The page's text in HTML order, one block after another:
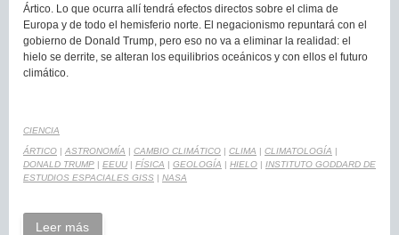
Ártico. Lo que ocurra allí tendrá efectos directos sobre el clima de
Europa y de todo el hemisferio norte. El negacionismo repuntará con el
gobierno de Donald Trump, pero eso no va a eliminar la realidad: el
hielo se derrite, se alteran los equilibrios oceánicos y con ellos el futuro
climático.
CIENCIA
ÁRTICO | ASTRONOMÍA | CAMBIO CLIMÁTICO | CLIMA | CLIMATOLOGÍA |
DONALD TRUMP | EEUU | FÍSICA | GEOLOGÍA | HIELO | INSTITUTO GODDARD DE
ESTUDIOS ESPACIALES GISS | NASA
Leer más